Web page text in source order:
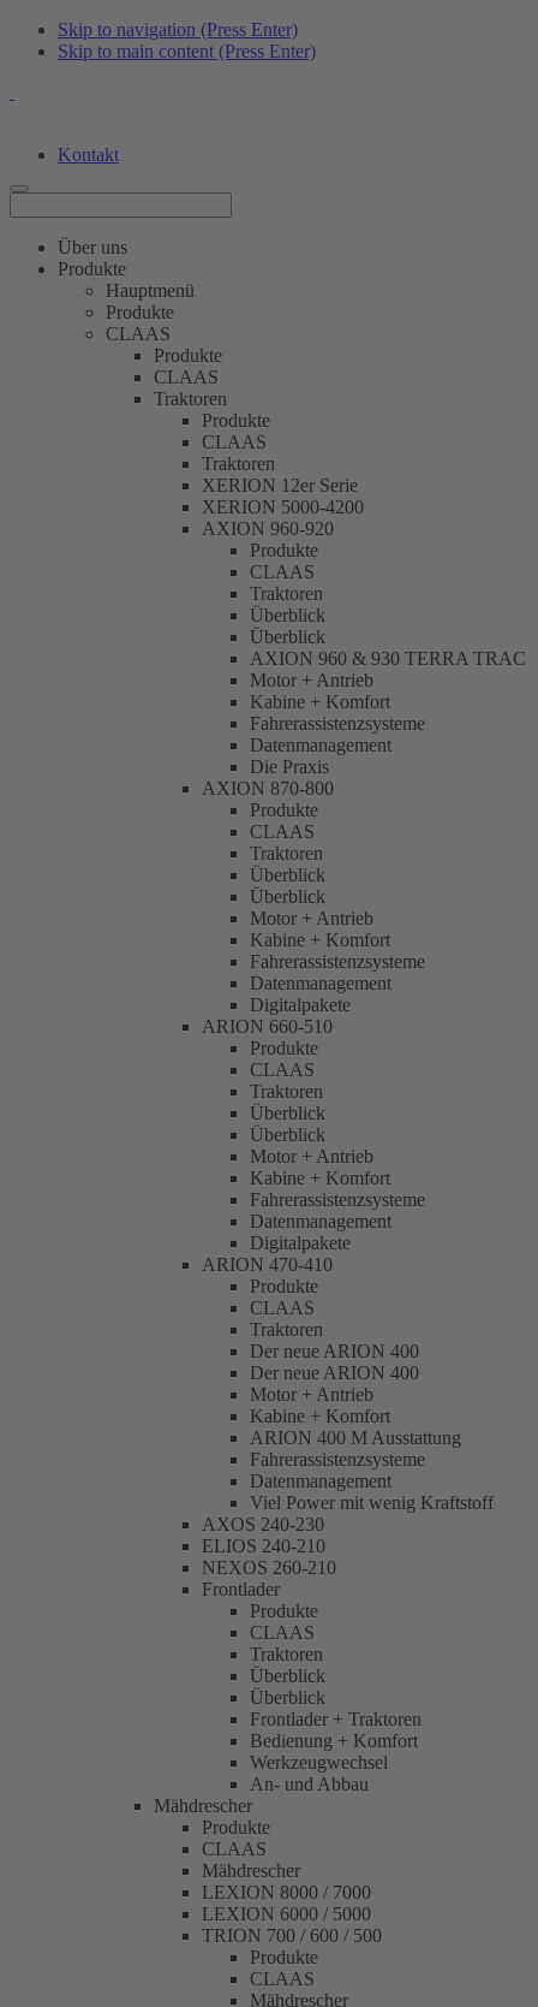
Skip to navigation (Press Enter)
Skip to main content (Press Enter)
Kontakt
Über uns
Produkte
Hauptmenü
Produkte
CLAAS
Produkte
CLAAS
Traktoren
Produkte
CLAAS
Traktoren
XERION 12er Serie
XERION 5000-4200
AXION 960-920
Produkte
CLAAS
Traktoren
Überblick
Überblick
AXION 960 & 930 TERRA TRAC
Motor + Antrieb
Kabine + Komfort
Fahrerassistenzsysteme
Datenmanagement
Die Praxis
AXION 870-800
Produkte
CLAAS
Traktoren
Überblick
Überblick
Motor + Antrieb
Kabine + Komfort
Fahrerassistenzsysteme
Datenmanagement
Digitalpakete
ARION 660-510
Produkte
CLAAS
Traktoren
Überblick
Überblick
Motor + Antrieb
Kabine + Komfort
Fahrerassistenzsysteme
Datenmanagement
Digitalpakete
ARION 470-410
Produkte
CLAAS
Traktoren
Der neue ARION 400
Der neue ARION 400
Motor + Antrieb
Kabine + Komfort
ARION 400 M Ausstattung
Fahrerassistenzsysteme
Datenmanagement
Viel Power mit wenig Kraftstoff
AXOS 240-230
ELIOS 240-210
NEXOS 260-210
Frontlader
Produkte
CLAAS
Traktoren
Überblick
Überblick
Frontlader + Traktoren
Bedienung + Komfort
Werkzeugwechsel
An- und Abbau
Mähdrescher
Produkte
CLAAS
Mähdrescher
LEXION 8000 / 7000
LEXION 6000 / 5000
TRION 700 / 600 / 500
Produkte
CLAAS
Mähdrescher